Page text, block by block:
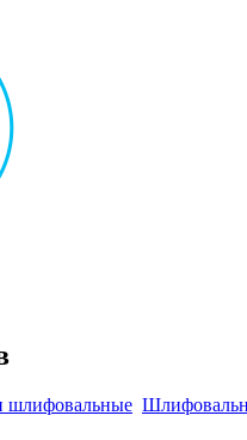
шлифовальные